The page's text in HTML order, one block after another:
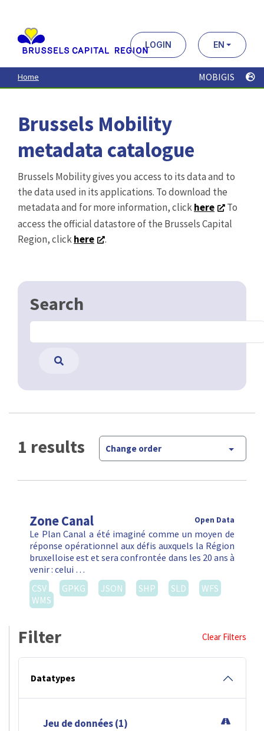
contenu
principal
LOGIN EN
Home MOBIGIS
Brussels Mobility
metadata catalogue
Brussels Mobility gives you access to its data and to
the data used in its applications. To download the
metadata and for more information, clickhere
To
access the official datastore of the Brussels Capital
Region, clickhere .
Search
1 results Change order
Zone Canal Open Data
Le Plan Canal a été imaginé comme un moyen de
réponse opérationnel aux défis auxquels la Région
bruxelloise est et sera confrontée dans les 20 ans à
venir : celui …
CSV
GPKG JSON SHP SLD
WFS
WMS
Filter Clear Filters
Datatypes
Jeu de données (1)